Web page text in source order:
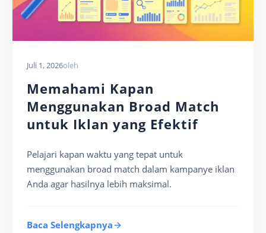
Juli 1, 2026oleh
Memahami Kapan
Menggunakan Broad Match
untuk Iklan yang Efektif
Pelajari kapan waktu yang tepat untuk
menggunakan broad match dalam kampanye iklan
Anda agar hasilnya lebih maksimal.
Baca Selengkapnya